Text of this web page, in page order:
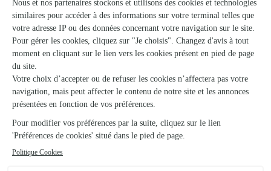
L’ile Aux Fleurs
Vesoul
★★★★★3.8 (133)
73, boulevard des Alliés
Voir la boutique